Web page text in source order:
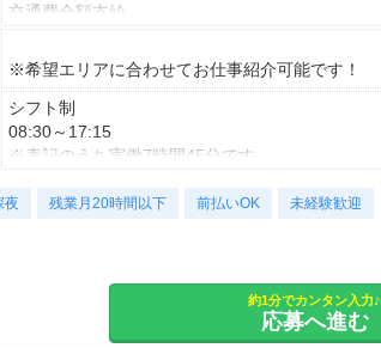
交通費全額支給
※希望エリアに合わせてお仕事紹介可能です！
シフト制
08:30～17:15
※表記のうち実働7時間45分です。
勤務曜日：月・火・水・木・金
夜 残業月20時間以下 前払いOK 未経験歓迎
約1分でカンタン入力♪
応募へ進む